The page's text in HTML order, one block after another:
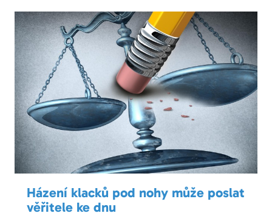
Házení klacků pod nohy může poslat
věřitele ke dnu